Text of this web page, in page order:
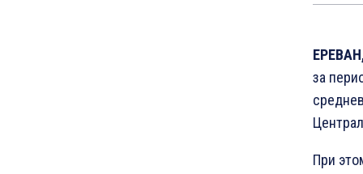
за
При